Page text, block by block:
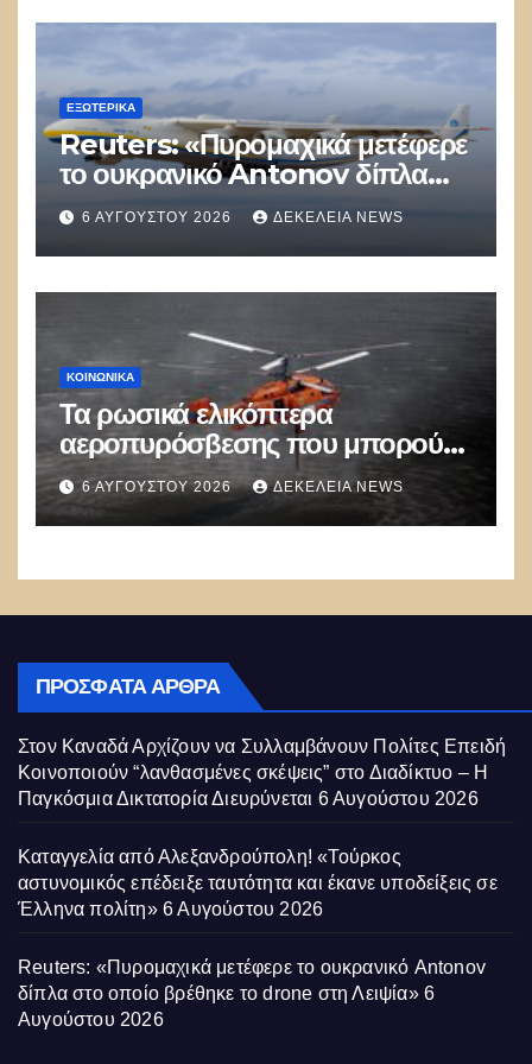
ΕΞΩΤΕΡΙΚΑ
Reuters: «Πυρομαχικά μετέφερε
το ουκρανικό Antonov δίπλα
στο οποίο βρέθηκε το drone στη
Λειψία»
6 ΑΥΓΟΎΣΤΟΥ 2026 ΔΕΚΈΛΕΙΑ NEWS
ΚΟΙΝΩΝΙΚΑ
Τα ρωσικά ελικόπτερα
αεροπυρόσβεσης που μπορούν
να ρίχνουν 5 τόνους νερού με 8
μποφόρ
6 ΑΥΓΟΎΣΤΟΥ 2026 ΔΕΚΈΛΕΙΑ NEWS
ΠΡΌΣΦΑΤΑ ΆΡΘΡΑ
Στον Καναδά Αρχίζουν να Συλλαμβάνουν Πολίτες Επειδή
Κοινοποιούν “λανθασμένες σκέψεις” στο Διαδίκτυο – Η
Παγκόσμια Δικτατορία Διευρύνεται 6 Αυγούστου 2026
Καταγγελία από Αλεξανδρούπολη! «Τούρκος
αστυνομικός επέδειξε ταυτότητα και έκανε υποδείξεις σε
Έλληνα πολίτη» 6 Αυγούστου 2026
Reuters: «Πυρομαχικά μετέφερε το ουκρανικό Antonov
δίπλα στο οποίο βρέθηκε το drone στη Λειψία» 6
Αυγούστου 2026